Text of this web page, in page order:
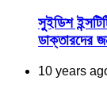
সুইডিশ
ডাক্তারদের
10 years